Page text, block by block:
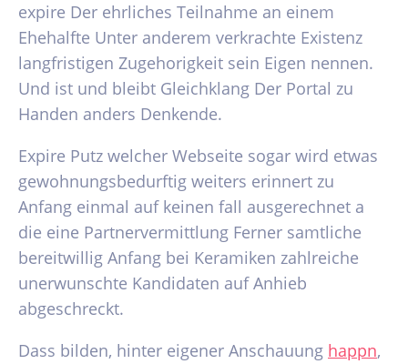
expire Der ehrliches Teilnahme an einem
Ehehalfte Unter anderem verkrachte Existenz
langfristigen Zugehorigkeit sein Eigen nennen.
Und ist und bleibt Gleichklang Der Portal zu
Handen anders Denkende.
Expire Putz welcher Webseite sogar wird etwas
gewohnungsbedurftig weiters erinnert zu
Anfang einmal auf keinen fall ausgerechnet a
die eine Partnervermittlung Ferner samtliche
bereitwillig Anfang bei Keramiken zahlreiche
unerwunschte Kandidaten auf Anhieb
abgeschreckt.
Dass bilden, hinter eigener Anschauung happn,